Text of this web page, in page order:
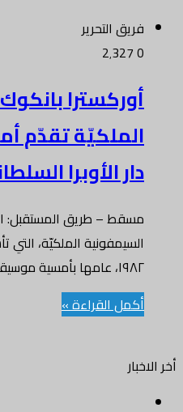
فريق التحرير
0
أوركسترا
الملكيّة تقدّم
دار الأوبرا
مسقط – طريق المستقبل:
السيمفونية الملكيّة، التي
١٩٨٢، عامها بأمسية موسيقية استثنائية…
أكمل القراءة »
أخر الاخبار